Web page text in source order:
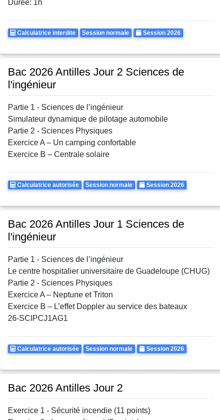
Durée: 1h
Calculatrice
Calculatrice interdite Rattrapages
Session normale Annee
Session 2026
Bac 2026 Antilles Jour 2 Sciences de
l'ingénieur
Partie 1 - Sciences de l’ingénieur
Simulateur dynamique de pilotage automobile
Partie 2 - Sciences Physiques
Exercice A – Un camping confortable
Exercice B – Centrale solaire
Calculatrice
Calculatrice autorisée Rattrapages
Session normale Annee
Session 2026
Bac 2026 Antilles Jour 1 Sciences de
l'ingénieur
Partie 1 - Sciences de l’ingénieur
Le centre hospitalier universitaire de Guadeloupe (CHUG)
Partie 2 - Sciences Physiques
Exercice A – Neptune et Triton
Exercice B – L’effet Doppler au service des bateaux
26-SCIPCJ1AG1
Calculatrice
Calculatrice autorisée Rattrapages
Session normale Annee
Session 2026
Bac 2026 Antilles Jour 2
Exercice 1 - Sécurité incendie (11 points)